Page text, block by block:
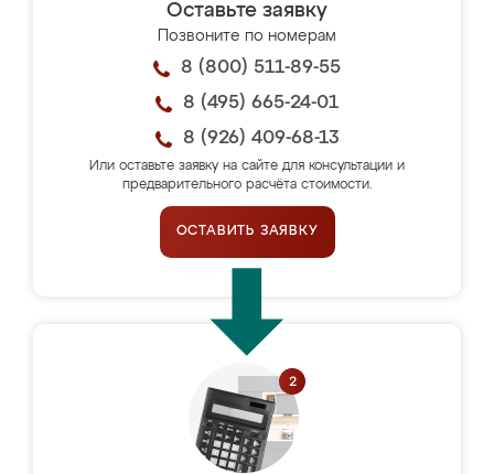
Оставьте заявку
Позвоните по номерам
8 (800) 511-89-55
8 (495) 665-24-01
8 (926) 409-68-13
Или оставьте заявку на сайте для консультации и
предварительного расчёта стоимости.
ОСТАВИТЬ ЗАЯВКУ